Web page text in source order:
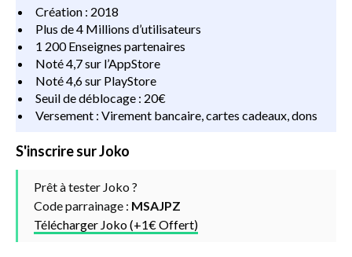
Création : 2018
Plus de 4 Millions d’utilisateurs
1 200 Enseignes partenaires
Noté 4,7 sur l’AppStore
Noté 4,6 sur PlayStore
Seuil de déblocage : 20€
Versement : Virement bancaire, cartes cadeaux, dons
S'inscrire sur Joko
Prêt à tester Joko ?
Code parrainage : MSAJPZ
Télécharger Joko (+1€ Offert)